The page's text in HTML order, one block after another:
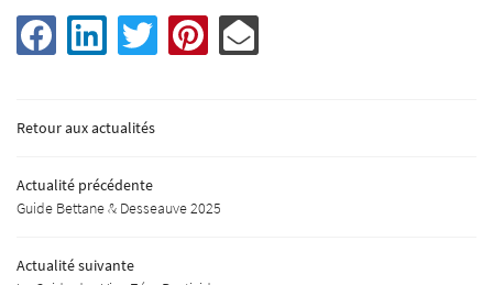
Bienvenue
terroirs
Biodynamie
Retour aux actualités
Actualité précédente
Guide Bettane & Desseauve 2025
Actualité suivante